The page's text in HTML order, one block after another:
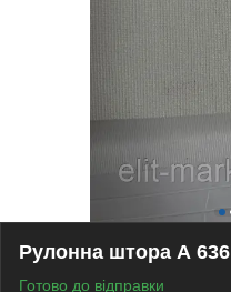
Рулонна штора А 636
Готово до відправки